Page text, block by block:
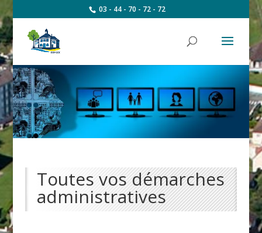
03 - 44 - 70 - 72 - 72
Toutes vos démarches
administratives